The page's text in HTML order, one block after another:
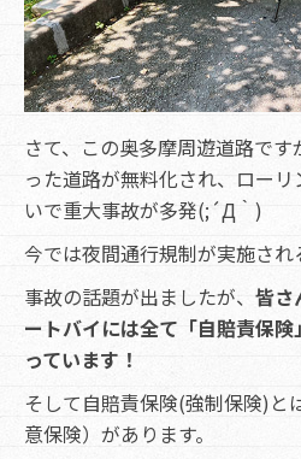
さて、この奥多摩周遊道路で
った道路が無料化され、ロー
いで重大事故が多発(;´Д｀)
今では夜間通行規制が実施され
事故の話題が出ましたが、 皆さ
ートバイには全て「自賠責保
っています！
そして自賠責保険(強制保険)と
意保険）があります。